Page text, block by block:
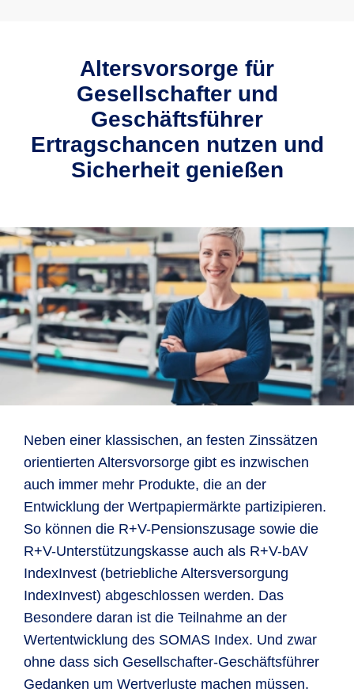
Altersvorsorge für
Gesellschafter und
Geschäftsführer
Ertragschancen nutzen und
Sicherheit genießen
Neben einer klassischen, an festen Zinssätzen
orientierten Altersvorsorge gibt es inzwischen
auch immer mehr Produkte, die an der
Entwicklung der Wertpapiermärkte partizipieren.
So können die R+V-Pensionszusage sowie die
R+V-Unterstützungskasse auch als R+V-bAV
IndexInvest (betriebliche Altersversorgung
IndexInvest) abgeschlossen werden. Das
Besondere daran ist die Teilnahme an der
Wertentwicklung des SOMAS Index. Und zwar
ohne dass sich Gesellschafter-Geschäftsführer
Gedanken um Wertverluste machen müssen.